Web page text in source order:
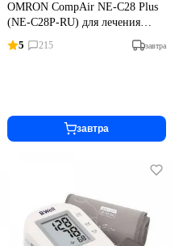
OMRON CompAir NE-C28 Plus
(NE-C28P-RU) для лечения
респираторных заболеваний
5 215 завтра
завтра